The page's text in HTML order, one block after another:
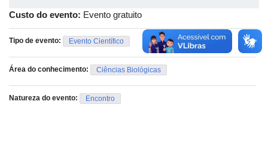
Custo do evento: Evento gratuito
Tipo de evento: Evento Científico
Área do conhecimento: Ciências Biológicas
Natureza do evento: Encontro